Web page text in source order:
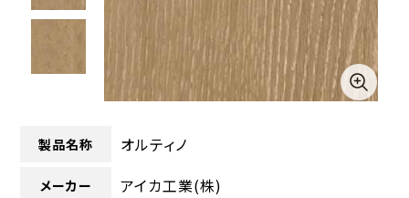
製品名称 オルティノ
メーカー アイカ工業(株)